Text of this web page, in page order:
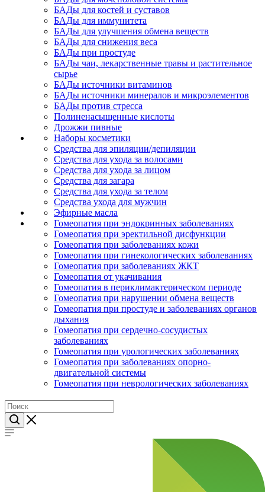
БАДы для костей и суставов
БАДы для иммунитета
БАДы для улучшения обмена веществ
БАДы для снижения веса
БАДы при простуде
БАДы чаи, лекарственные травы и растительное
сырье
БАДы источники витаминов
БАДы источники минералов и микроэлементов
БАДы против стресса
Полиненасыщенные кислоты
Дрожжи пивные
Наборы косметики
Средства для эпиляции/депиляции
Средства для ухода за волосами
Средства для ухода за лицом
Средства для загара
Средства для ухода за телом
Средства ухода для мужчин
Эфирные масла
Гомеопатия при эндокринных заболеваниях
Гомеопатия при эректильной дисфункции
Гомеопатия при заболеваниях кожи
Гомеопатия при гинекологических заболеваниях
Гомеопатия при заболеваниях ЖКТ
Гомеопатия от укачивания
Гомеопатия в периклимактерическом периоде
Гомеопатия при нарушении обмена веществ
Гомеопатия при простуде и заболеваниях органов
дыхания
Гомеопатия при сердечно-сосудистых
заболеваниях
Гомеопатия при урологических заболеваниях
Гомеопатия при заболеваниях опорно-
двигательной системы
Гомеопатия при неврологических заболеваниях